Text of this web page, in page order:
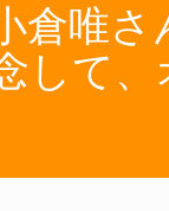
倉唯
して